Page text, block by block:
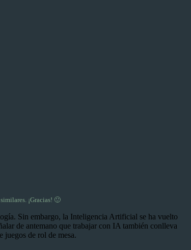
¡Gracias! 🙂
Sin embargo, la Inteligencia Artificial se ha vuelto
de antemano que trabajar con IA también conlleva
juegos de rol de mesa.